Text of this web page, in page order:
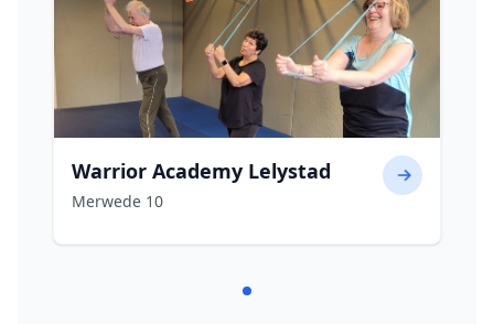
Warrior Academy Lelystad
Merwede 10